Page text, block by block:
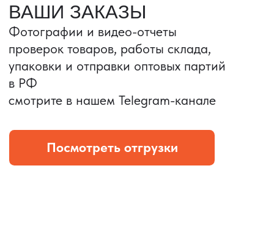
Портативные колонки
Колонка с шнуром
зарядным, без коробки
и ложемента (эвы).
Магнитная зарядка 3в1.
15w.
Комплект: устройство +
провод Type C.
КОНТРОЛЬ КАЧЕСТВА
Проверка по ТЗ включает: